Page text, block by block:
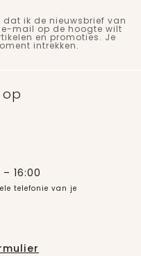
ik de nieuwsbrief van
e-mail op de hoogte wilt
en promoties. Je
intrekken.
16:00
telefonie van je